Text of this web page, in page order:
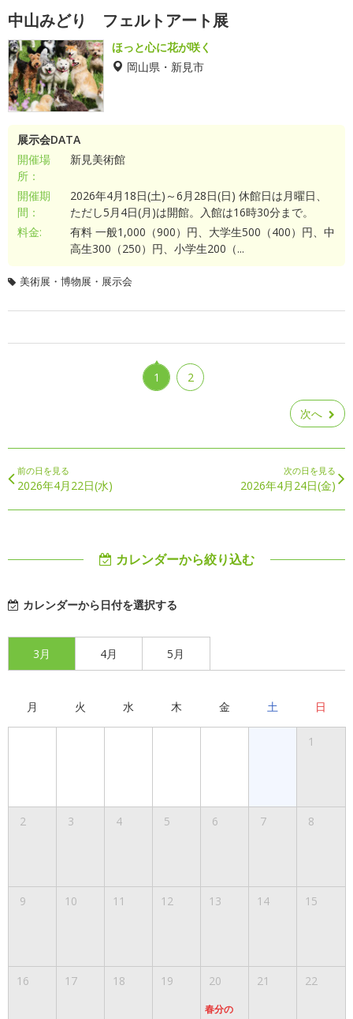
中山みどり フェルトアート展
ほっと心に花が咲く
岡山県・新見市
展示会DATA
開催場
所：
新見美術館
開催期
間：
2026年4月18日(土)～6月28日(日) 休館日は月曜日、
ただし5月4日(月)は開館。入館は16時30分まで。
料金:
有料 一般1,000（900）円、大学生500（400）円、中
高生300（250）円、小学生200（...
美術展・博物展・展示会
1 2
次へ
前の日を見る
2026年4月22日(水)
次の日を見る
2026年4月24日(金)
カレンダーから絞り込む
カレンダーから日付を選択する
3月 4月 5月
月 火 水 木 金 土 日
1
2 3 4 5 6 7 8
9 10 11 12 13 14 15
16 17 18 19 20
春分の
21 22